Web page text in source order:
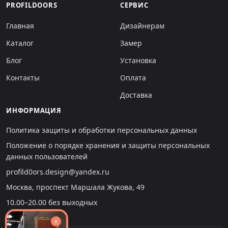
PROFILDOORS
Главная
Каталог
Блог
Контакты
СЕРВИС
Дизайнерам
Замер
Установка
Оплата
Доставка
ИНФОРМАЦИЯ
Политика защиты и обработки персональных данных
Положение о порядке хранения и защиты персональных
данных пользователей
profild0ors.design@yandex.ru
Москва, проспект Маршала Жукова, 49
10.00–20.00 без выходных
×